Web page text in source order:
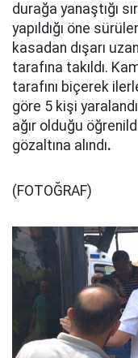
durağa yanaştığı
yapıldığı öne
kasadan dışarı
tarafına takıldı.
tarafını biçerek
göre 5 kişi
ağır olduğu
gözaltına alındı.
(FOTOĞRAF)